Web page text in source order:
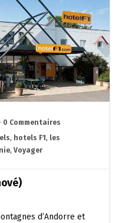
0 Commentaires
, hotels F1 , les
, Voyager
d’Andorre et